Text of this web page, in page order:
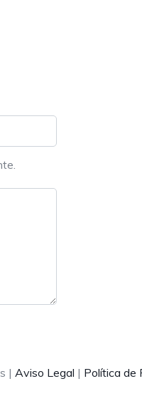
| Aviso Legal | Política de